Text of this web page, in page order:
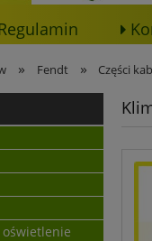
» Fendt » Części
oświetlenie